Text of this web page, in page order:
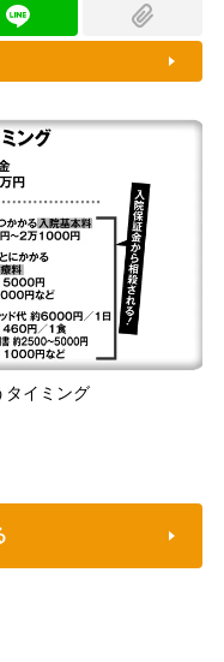
タイミング